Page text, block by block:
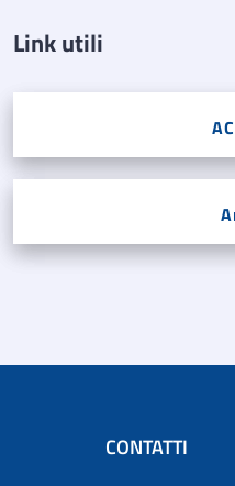
Link utili
CONTATTI